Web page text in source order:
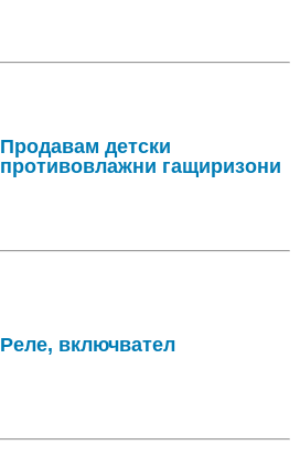
Продавам детски
противовлажни гащиризони
Реле, включвател